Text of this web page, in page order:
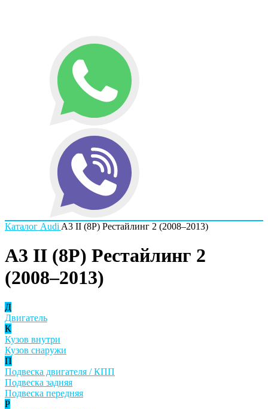
Каталог Audi A3 II (8P) Рестайлинг 2 (2008–2013)
A3 II (8P) Рестайлинг 2
(2008–2013)
Д
Двигатель
К
Кузов внутри
Кузов снаружи
П
Подвеска двигателя / КПП
Подвеска задняя
Подвеска передняя
Р